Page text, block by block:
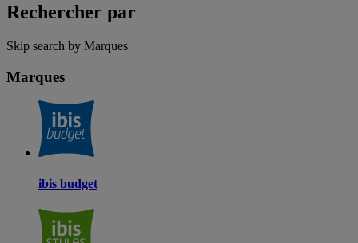
Rechercher par
Skip search by Marques
Marques
ibis budget